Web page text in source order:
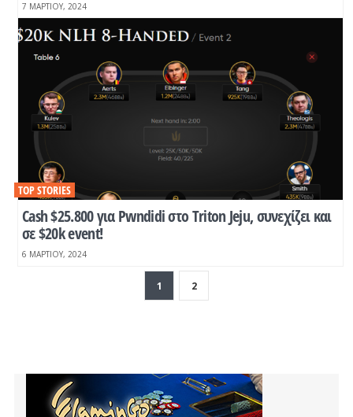
7 ΜΑΡΤΊΟΥ, 2024
Cash $25.800 για Pwndidi στο Triton Jeju, συνεχίζει και
σε $20k event!
TOP STORIES
6 ΜΑΡΤΊΟΥ, 2024
1 2